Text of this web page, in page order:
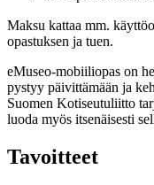
Maksu kattaa mm.
opastuksen ja tuen.
eMuseo-mobiiliopas on
pystyy päivittämään ja
Suomen Kotiseutuliitto
luoda myös itsenäisesti
Tavoitteet